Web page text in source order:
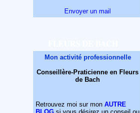
Envoyer un mail
Mon activité professionnelle
Conseillère-Praticienne en Fleurs
de Bach
Retrouvez moi sur mon AUTRE